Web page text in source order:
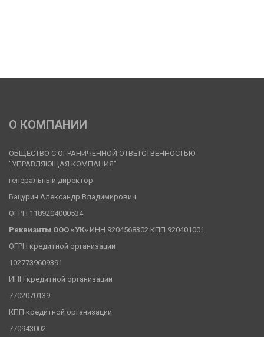
О КОМПАНИИ
ОБЩЕСТВО С ОГРАНИЧЕННОЙ ОТВЕТСТВЕННОСТЬЮ
"УПРАВЛЯЮЩАЯ КОМПАНИЯ"
генеральный директор
Бацурин Александр Владимирович
ОГРН 1189204000534
Реквизиты ООО «УК» ИНН 9204568302 КПП 920401001
ОГРН кредитной организации
1027739609391
ИНН кредитной организации
7702070139
КПП кредитной организации
770943002